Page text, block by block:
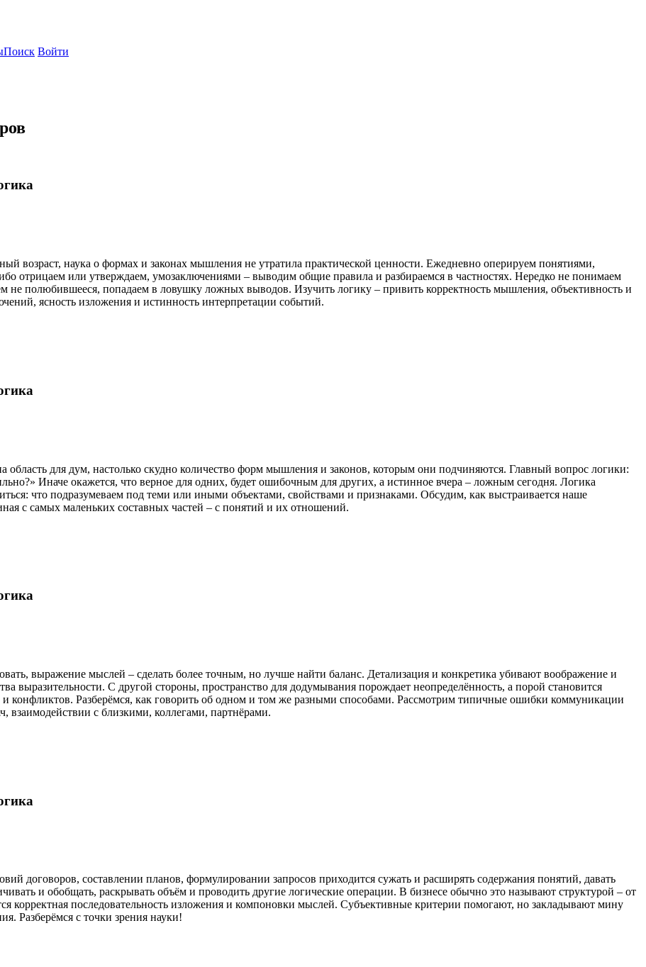
Поиск Войти
возраст, наука о формах и законах мышления не утратила практической ценности. Ежедневно оперируем понятиями,
отрицаем или утверждаем, умозаключениями – выводим общие правила и разбираемся в частностях. Нередко не понимаем
не полюбившееся, попадаем в ловушку ложных выводов. Изучить логику – привить корректность мышления, объективность и
ясность изложения и истинность интерпретации событий.
область для дум, настолько скудно количество форм мышления и законов, которым они подчиняются. Главный вопрос логики:
Иначе окажется, что верное для одних, будет ошибочным для других, а истинное вчера – ложным сегодня. Логика
что подразумеваем под теми или иными объектами, свойствами и признаками. Обсудим, как выстраивается наше
с самых маленьких составных частей – с понятий и их отношений.
выражение мыслей – сделать более точным, но лучше найти баланс. Детализация и конкретика убивают воображение и
выразительности. С другой стороны, пространство для додумывания порождает неопределённость, а порой становится
конфликтов. Разберёмся, как говорить об одном и том же разными способами. Рассмотрим типичные ошибки коммуникации
взаимодействии с близкими, коллегами, партнёрами.
договоров, составлении планов, формулировании запросов приходится сужать и расширять содержания понятий, давать
и обобщать, раскрывать объём и проводить другие логические операции. В бизнесе обычно это называют структурой – от
корректная последовательность изложения и компоновки мыслей. Субъективные критерии помогают, но закладывают мину
Разберёмся с точки зрения науки!